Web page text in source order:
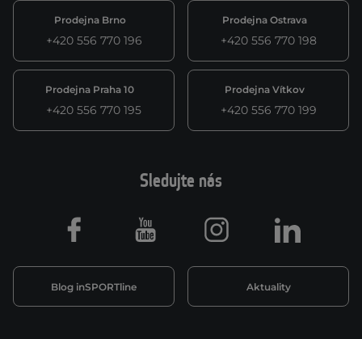
Prodejna Brno
+420 556 770 196
Prodejna Ostrava
+420 556 770 198
Prodejna Praha 10
+420 556 770 195
Prodejna Vítkov
+420 556 770 199
Sledujte nás
Blog inSPORTline Aktuality
Facebook Youtube Instagram LinkedIn